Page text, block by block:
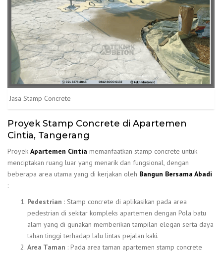
Jasa Stamp Concrete
Proyek Stamp Concrete di Apartemen
Cintia, Tangerang
Proyek Apartemen Cintia memanfaatkan stamp concrete untuk
menciptakan ruang luar yang menarik dan fungsional, dengan
beberapa area utama yang di kerjakan oleh Bangun Bersama Abadi
:
Pedestrian : Stamp concrete di aplikasikan pada area
pedestrian di sekitar kompleks apartemen dengan Pola batu
alam yang di gunakan memberikan tampilan elegan serta daya
tahan tinggi terhadap lalu lintas pejalan kaki.
Area Taman : Pada area taman apartemen stamp concrete